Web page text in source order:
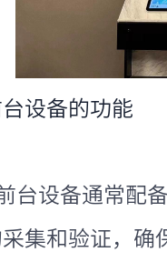
设备的功能
台设备通常配
集和验证，确